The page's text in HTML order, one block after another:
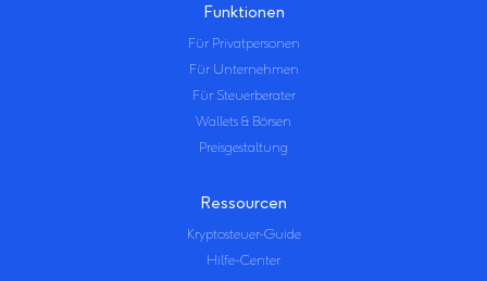
Funktionen
Für Privatpersonen
Für Unternehmen
Für Steuerberater
Wallets & Börsen
Preisgestaltung
Ressourcen
Kryptosteuer-Guide
Hilfe-Center